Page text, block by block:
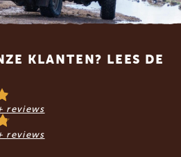
KLANTEN? LEES DE
reviews
reviews